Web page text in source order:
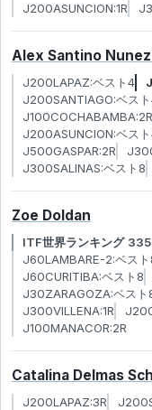
J200ASUNCION:1R
Alex Santino
J200LAPAZ:ベスト4
J200SANTIAGO:ベス
J100COCHABAMBA:2R
J200ASUNCION:ベス
J500GASPAR:2R
J300SALINAS:ベスト8
Zoe Doldan
ITF世界ランキング
J60LAMBARE-2:ベスト
J60CURITIBA:ベスト8
J30ZARAGOZA:ベスト
J300VILLENA:1R
J100MANACOR:2R
Catalina Delmas
J200LAPAZ:3R